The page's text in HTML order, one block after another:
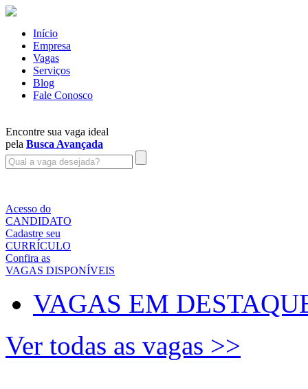
Início
Empresa
Vagas
Serviços
Blog
Fale Conosco
Encontre sua vaga ideal
pela Busca Avançada
Acesso do
CANDIDATO
Cadastre seu
CURRÍCULO
Confira as
VAGAS DISPONÍVEIS
VAGAS EM
Ver todas as vagas >>